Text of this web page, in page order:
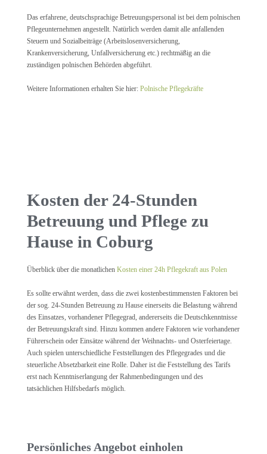
Das erfahrene, deutschsprachige Betreuungspersonal ist bei dem polnischen
Pflegeunternehmen angestellt. Natürlich werden damit alle anfallenden
Steuern und Sozialbeiträge (Arbeitslosenversicherung,
Krankenversicherung, Unfallversicherung etc.) rechtmäßig an die
zuständigen polnischen Behörden abgeführt.
Weitere Informationen erhalten Sie hier: Polnische Pflegekräfte
Kosten der 24-Stunden
Betreuung und Pflege zu
Hause in Coburg
Überblick über die monatlichen Kosten einer 24h Pflegekraft aus Polen
Es sollte erwähnt werden, dass die zwei kostenbestimmensten Faktoren bei
der sog. 24-Stunden Betreuung zu Hause einerseits die Belastung während
des Einsatzes, vorhandener Pflegegrad, andererseits die Deutschkenntnisse
der Betreuungskraft sind. Hinzu kommen andere Faktoren wie vorhandener
Führerschein oder Einsätze während der Weihnachts- und Osterfeiertage.
Auch spielen unterschiedliche Feststellungen des Pflegegrades und die
steuerliche Absetzbarkeit eine Rolle. Daher ist die Feststellung des Tarifs
erst nach Kenntniserlangung der Rahmenbedingungen und des
tatsächlichen Hilfsbedarfs möglich.
Persönliches Angebot einholen